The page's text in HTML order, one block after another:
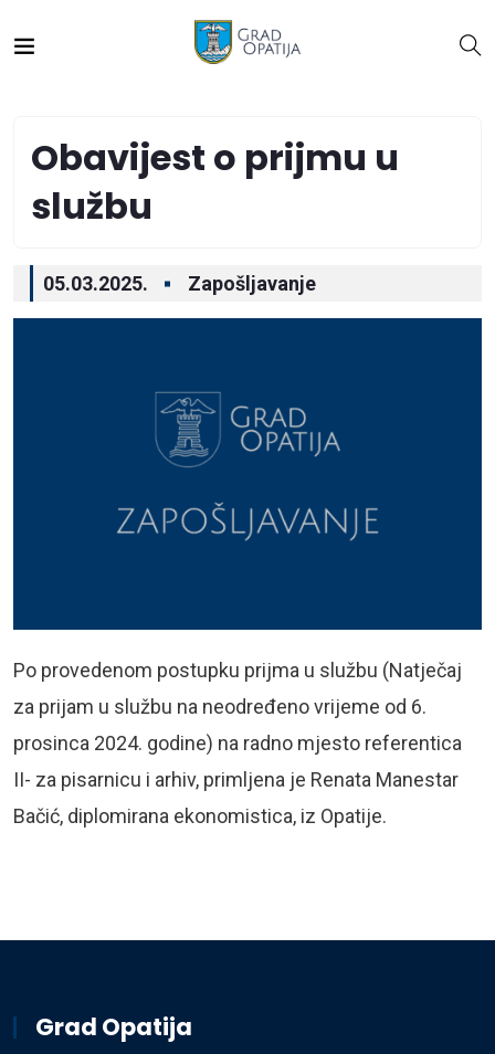
Obavijest o prijmu u
službu
05.03.2025. Zapošljavanje
Po provedenom postupku prijma u službu (Natječaj
za prijam u službu na neodređeno vrijeme od 6.
prosinca 2024. godine) na radno mjesto referentica
II- za pisarnicu i arhiv, primljena je Renata Manestar
Bačić, diplomirana ekonomistica, iz Opatije.
Grad Opatija